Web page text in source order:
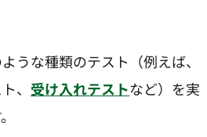
うな種類のテスト（例えば、
、 受け入れテストなど）を実